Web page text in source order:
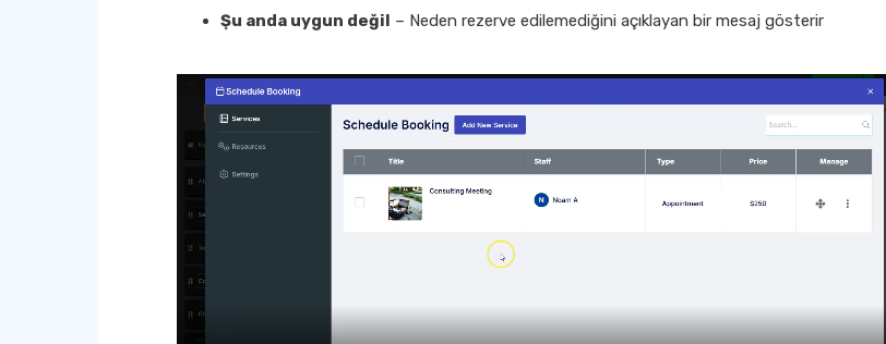
Şu anda uygun değil – Neden rezerve edilemediğini açıklayan bir mesaj gösterir